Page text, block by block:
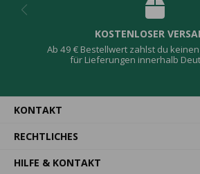
KOSTENLOSER
Ab 49 € Bestellwert zahlst du
für Lieferungen innerhalb
KONTAKT
RECHTLICHES
HILFE & KONTAKT